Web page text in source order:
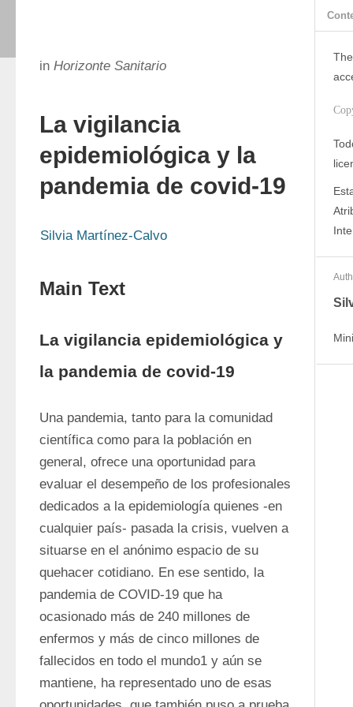
in Horizonte Sanitario
La vigilancia
epidemiológica y la
pandemia de covid-19
Silvia Martínez-Calvo
Main Text
La vigilancia epidemiológica y
la pandemia de covid-19
Una pandemia, tanto para la comunidad
científica como para la población en
general, ofrece una oportunidad para
evaluar el desempeño de los profesionales
dedicados a la epidemiología quienes -en
cualquier país- pasada la crisis, vuelven a
situarse en el anónimo espacio de su
quehacer cotidiano. En ese sentido, la
pandemia de COVID-19 que ha
ocasionado más de 240 millones de
enfermos y más de cinco millones de
fallecidos en todo el mundo1 y aún se
mantiene, ha representado uno de esas